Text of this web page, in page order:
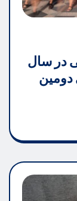
در سال
دومین